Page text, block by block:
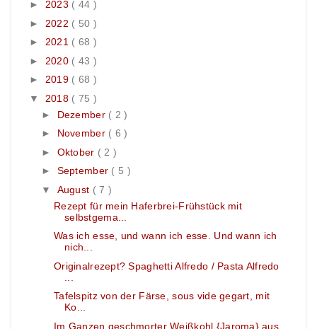
► 2023 ( 44 )
► 2022 ( 50 )
► 2021 ( 68 )
► 2020 ( 43 )
► 2019 ( 68 )
▼ 2018 ( 75 )
► Dezember ( 2 )
► November ( 6 )
► Oktober ( 2 )
► September ( 5 )
▼ August ( 7 )
Rezept für mein Haferbrei-Frühstück mit
selbstgema...
Was ich esse, und wann ich esse. Und wann ich
nich...
Originalrezept? Spaghetti Alfredo / Pasta Alfredo
Tafelspitz von der Färse, sous vide gegart, mit
Ko...
Im Ganzen geschmorter Weißkohl {Jaroma} aus